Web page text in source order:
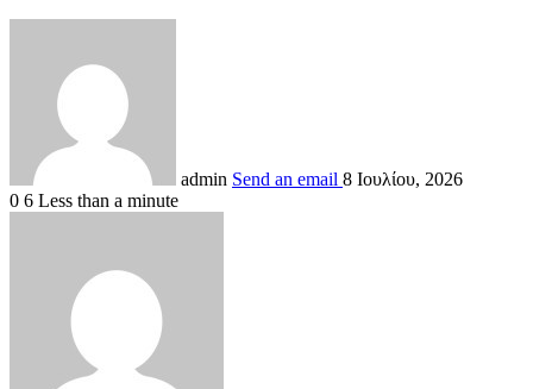
admin Send an email 8 Ιουλίου, 2026
0 6 Less than a minute